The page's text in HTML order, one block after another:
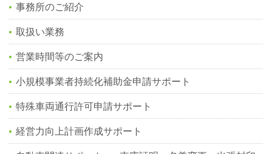
事務所のご紹介
取扱い業務
営業時間等のご案内
小規模事業者持続化補助金申請サポート
特殊車両通行許可申請サポート
経営力向上計画作成サポート